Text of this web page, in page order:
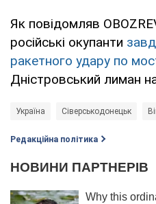
Як повідомляв
російські окупанти
ракетного удару по
Дністровський лиман
Україна Сіверськодонецьк
Редакційна політика